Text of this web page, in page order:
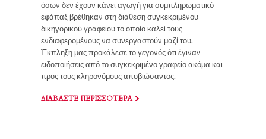
όσων δεν έχουν κάνει αγωγή για συμπληρωματικό
εφάπαξ βρέθηκαν στη διάθεση συγκεκριμένου
δικηγορικού γραφείου το οποίο καλεί τους
ενδιαφερομένους να συνεργαστούν μαζί του.
Έκπληξη μας προκάλεσε το γεγονός ότι έγιναν
ειδοποιήσεις από το συγκεκριμένο γραφείο ακόμα και
προς τους κληρονόμους αποβιώσαντος.
ΔΙΑΒΑΣΤΕ ΠΕΡΙΣΣΟΤΕΡΑ